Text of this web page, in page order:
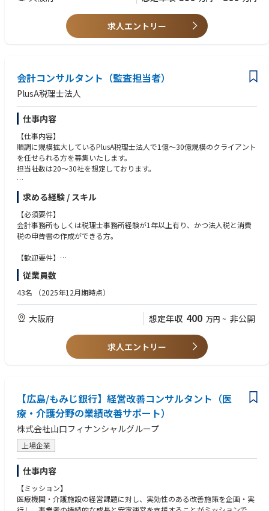
【キャリアイメージ】
コンサルタント（2～3年）：プロジェクトメンバーとして調査・課題抽
出、改善策立案等の実務を経験し、DXコンサルタントに必要な基本スキル
を身につけます。
マネージャー/シニアマネージャー（5年）：プロジェクトマネージャーと
してプロジェクト全体の設計・管理を担当します。加えて、メンバーの育
成や営業活動、部門管理業務にも関与し、より経営視点をもった業務へシ
フトしていきます。
副部長/部長：プロジェクトの最高責任者であり、部門全体のマネジメン
トを担うリーダーポジションとなります。経営層とも連携しながら、組織
全体の成長を牽引します。
※（ ）内の数字は次のポジションへの昇進目安です。成果に応じて、さ
らに早い昇進も可能です。
※上記はあくまで一例であり、プレイヤースキルを重視した役割など、
【配属先情報】
【京阪神事業本部/大阪支店】
人員数：約130名
女性比率：約35%
中途社員比率：約70%
・残業時間は20時間未満を想定します。
・内勤業務に専念することも、総合コンサル職と一緒にクライアントへ訪
問することも可能です。ご希望に合わせて外出/内勤頻度は調整可能です。
・ご経験に応じて、入社時点での時短勤務もご相談可能です。
【配属先情報】
【京阪神事業本部/大阪支店】
人員数：約130名
女性比率：約35%
中途社員比率：約70%
たに興味ある分野を発見することも多いです。
その際に興味ある分野に特化する・更に新しい分野に挑戦する、など、キ
【京阪神事業本部/大阪支店】
人員数：約130名
女性比率：約35%
中途社員比率：約70%
求人エントリー
会計コンサルタント（監査担当者）
PlusA税理士法人
仕事内容
【仕事内容】
順調に規模拡大しているPlusA税理士法人で1億～30億規模のクライアント
を任せられる方を募集いたします。
担当社数は20～30社を想定しております。
【税務顧問業務】
・月次試算表の作成
・月次決算ミーティングの実施
・決算対策提案
・予算作成支援
・資金調達のサポート
【経営支援業務】
・経営計画策定支援
・経営会議のフォロー
・事業承継の支援
求める経験 / スキル
【必須要件】
会計事務所もしくは税理士事務所経験が1年以上有り、かつ法人税と消費
税の申告書の作成ができる方。
【歓迎要件】
法人顧問の監査担当および、巡回業務を行ったことがある方。
◾️求める人物像
・法人税および消費税の申告書作成業務の実務経験がある方
・自ら学ぶ意欲があり、変化に柔軟に対応できる方
・税務・会計の知識だけでなく「未来に向けた提案」に関心のある方
・AIの技術が進化する中、人だからこそできる価値を考え提供したいと思
たい方
従業員数
43名 （2025年12月期時点）
大阪府 想定年収 400 万円 ~ 非公開
求人エントリー
【広島/もみじ銀行】経営改善コンサルタント（医
療・介護分野の業績改善サポート）
株式会社山口フィナンシャルグループ
上場企業
仕事内容
【ミッション】
医療機関・介護施設の経営課題に対し、実効性のある改善施策を企画・実